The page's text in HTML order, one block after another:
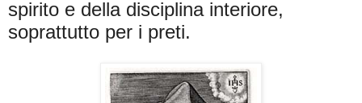
spirito e della disciplina interiore,
soprattutto per i preti.